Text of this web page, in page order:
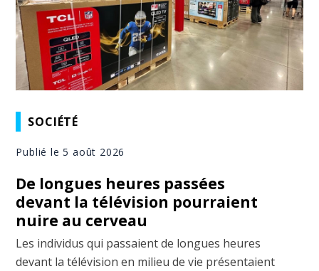
SOCIÉTÉ
Publié le 5 août 2026
De longues heures passées
devant la télévision pourraient
nuire au cerveau
Les individus qui passaient de longues heures
devant la télévision en milieu de vie présentaient